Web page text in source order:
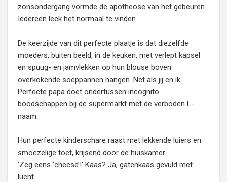
zonsondergang vormde de apotheose van het gebeuren.
Iedereen leek het normaal te vinden.
De keerzijde van dit perfecte plaatje is dat diezelfde
moeders, buiten beeld, in de keuken, met verlept kapsel
en spuug- en jamvlekken op hun blouse boven
overkokende soeppannen hangen. Net als jij en ik.
Perfecte papa doet ondertussen incognito
boodschappen bij de supermarkt met de verboden L-
naam.
Hun perfecte kinderschare raast met lekkende luiers en
smoezelige toet, krijsend door de huiskamer.
‘Zeg eens ‘cheese’!’ Kaas? Ja, gatenkaas gevuld met
lucht.